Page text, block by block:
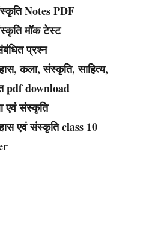
Notes PDF
मॉक टेस्ट
प्रश्न
कला, संस्कृति, साहित्य,
pdf download
एवं संस्कृति
एवं संस्कृति class 10